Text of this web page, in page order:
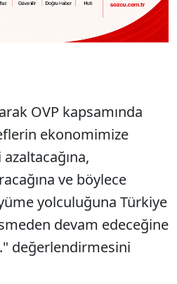
OVP kapsamında
ekonomimize
ve böylece
yolculuğuna Türkiye
devam edeceğine
değerlendirmesini